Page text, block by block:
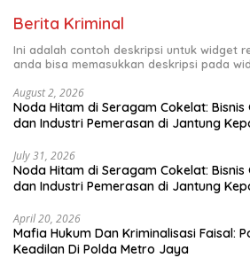
Berita Kriminal
Ini adalah contoh deskripsi untuk widget
anda bisa memasukkan deskripsi pada
August 2, 2026
Noda Hitam di Seragam Cokelat:
dan Industri Pemerasan di Jantung
July 31, 2026
Noda Hitam di Seragam Cokelat:
dan Industri Pemerasan di Jantung
April 20, 2026
Mafia Hukum Dan Kriminalisasi Faisal:
Keadilan Di Polda Metro Jaya